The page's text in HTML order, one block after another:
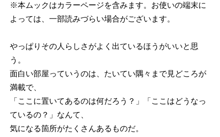
※本ムックはカラーページを含みます。お使いの端末に
よっては、一部読みづらい場合がございます。
やっぱりその人らしさがよく出ているほうがいいと思
う。
面白い部屋っていうのは、たいてい隅々まで見どころが
満載で、
「ここに置いてあるのは何だろう？」「ここはどうなっ
ているの？」なんて、
気になる箇所がたくさんあるものだ。